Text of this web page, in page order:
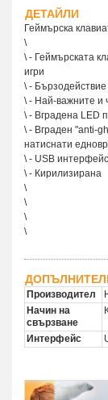
ДЕТАЙЛИ
Геймърска
\
\ - Геймърската
игри
\ -
\ - Най-важните и
\ - Вградена LED
\ - Вграден "anti-
натиснати
\ - USB интерфейс
\ - Кирилизирана
\
\
\
\
Производител
Начин на
свързване
Интерфейс